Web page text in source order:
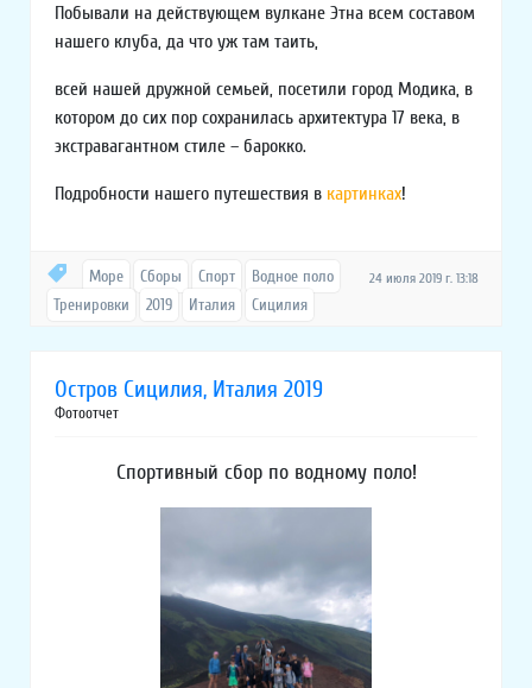
Побывали на действующем вулкане Этна всем составом
нашего клуба, да что уж там таить,
всей нашей дружной семьей, посетили город Модика, в
котором до сих пор сохранилась архитектура 17 века, в
экстравагантном стиле – барокко.
Подробности нашего путешествия в картинках!
24 июля 2019 г. 13:18
Море Сборы Спорт
Водное поло
Тренировки
2019 Италия Сицилия
Остров Сицилия, Италия 2019
Фотоотчет
Спортивный сбор по водному поло!